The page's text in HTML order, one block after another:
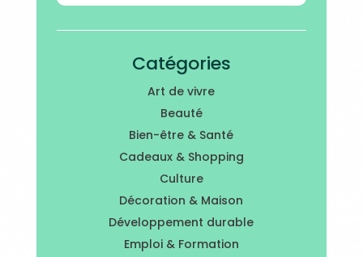
Catégories
Art de vivre
Beauté
Bien-être & Santé
Cadeaux & Shopping
Culture
Décoration & Maison
Développement durable
Emploi & Formation